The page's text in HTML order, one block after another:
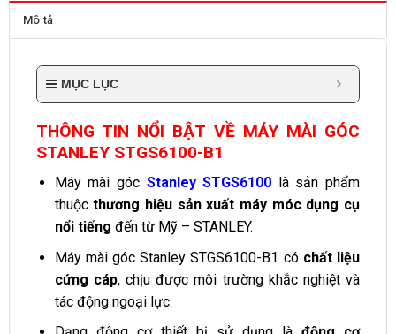
Mô tả
MỤC LỤC
THÔNG TIN NỔI BẬT VỀ MÁY MÀI GÓC
STANLEY STGS6100-B1
Máy mài góc Stanley STGS6100 là sản phẩm
thuộcthương hiệu sản xuất máy móc dụng cụ
nổi tiếng đến từ Mỹ – STANLEY.
Máy mài góc Stanley STGS6100-B1 có chất liệu
cứng cáp, chịu được môi trường khắc nghiệt và
tác động ngoại lực.